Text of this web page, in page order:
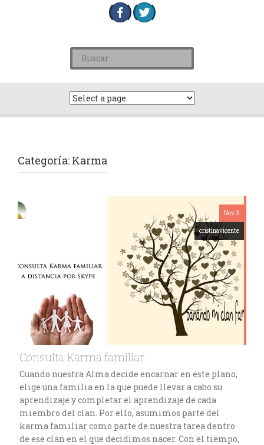
Categoría: Karma
Nov 3
cristinavicente
Consulta Karma familiar
Cuando nuestra Alma decide encarnar en este plano,
elige una familia en la que puede llevar a cabo su
aprendizaje y completar el aprendizaje de cada
miembro del clan. Por ello, asumimos parte del
karma familiar como parte de nuestra tarea dentro
de ese clan en el que decidimos nacer. Con el tiempo,